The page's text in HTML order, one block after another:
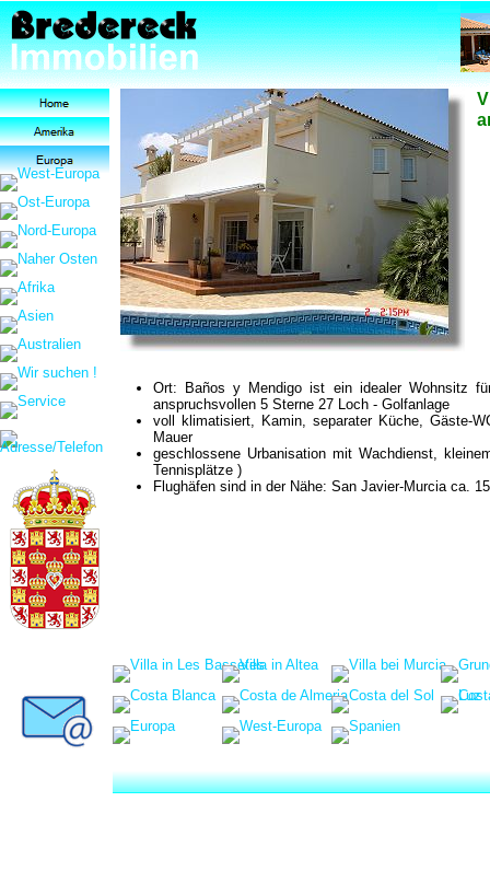
Ort: Baños y Mendigo ist einidealer Wohnsitz
anspruchsvollen 5 Sterne 27 Loch - Golfanlage
voll klimatisiert, Kamin, separater Küche, Gäste-
Mauer
geschlossene Urbanisation mit Wachdienst,
Tennisplätze )
Flughäfen sind in der Nähe: San Javier-Murcia ca.